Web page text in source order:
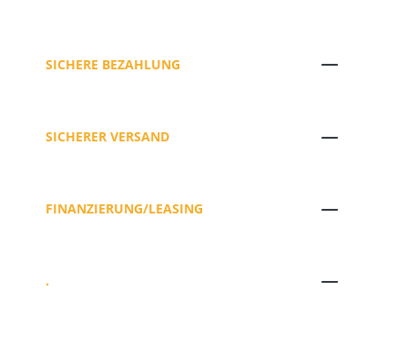
SICHERE BEZAHLUNG
SICHERER VERSAND
FINANZIERUNG/LEASING
.